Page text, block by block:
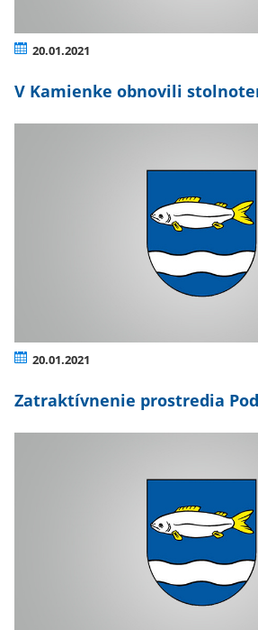
20.01.2021
V Kamienke obnovili
20.01.2021
Zatraktívnenie prostredia